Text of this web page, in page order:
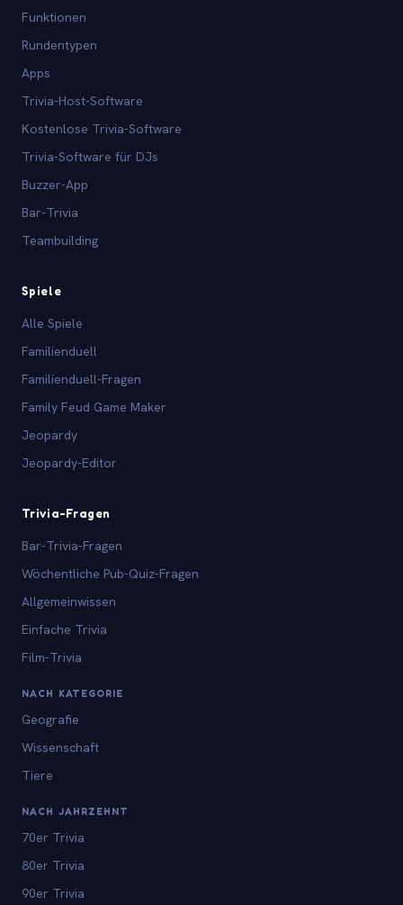
Funktionen
Rundentypen
Apps
Trivia-Host-Software
Kostenlose Trivia-Software
Trivia-Software für DJs
Buzzer-App
Bar-Trivia
Teambuilding
Spiele
Alle Spiele
Familienduell
Familienduell-Fragen
Family Feud Game Maker
Jeopardy
Jeopardy-Editor
Trivia-Fragen
Bar-Trivia-Fragen
Wöchentliche Pub-Quiz-Fragen
Allgemeinwissen
Einfache Trivia
Film-Trivia
NACH KATEGORIE
Geografie
Wissenschaft
Tiere
NACH JAHRZEHNT
70er Trivia
80er Trivia
90er Trivia